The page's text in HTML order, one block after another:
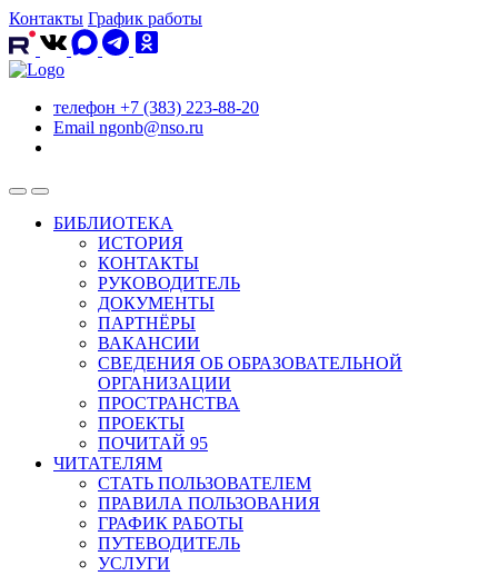
Контакты График работы
телефон +7 (383) 223-88-20
Email ngonb@nso.ru
БИБЛИОТЕКА
ИСТОРИЯ
КОНТАКТЫ
РУКОВОДИТЕЛЬ
ДОКУМЕНТЫ
ПАРТНЁРЫ
ВАКАНСИИ
СВЕДЕНИЯ ОБ ОБРАЗОВАТЕЛЬНОЙ
ОРГАНИЗАЦИИ
ПРОСТРАНСТВА
ПРОЕКТЫ
ПОЧИТАЙ 95
ЧИТАТЕЛЯМ
СТАТЬ ПОЛЬЗОВАТЕЛЕМ
ПРАВИЛА ПОЛЬЗОВАНИЯ
ГРАФИК РАБОТЫ
ПУТЕВОДИТЕЛЬ
УСЛУГИ